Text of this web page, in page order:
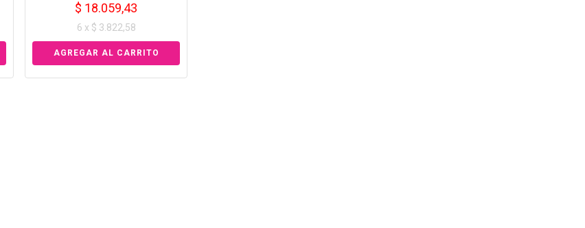
$ 18.059,43
6 x $ 3.822,58